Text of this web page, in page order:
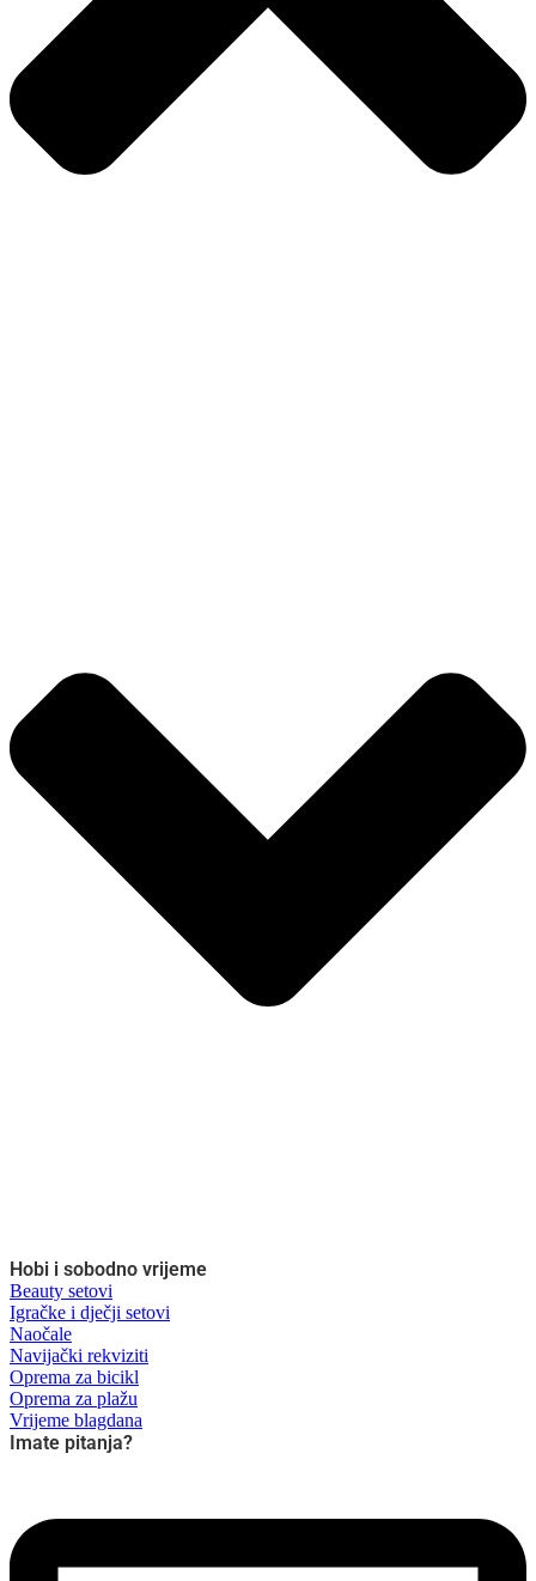
Hobi i sobodno vrijeme
Beauty setovi
Igračke i dječji setovi
Naočale
Navijački rekviziti
Oprema za bicikl
Oprema za plažu
Vrijeme blagdana
Imate pitanja?